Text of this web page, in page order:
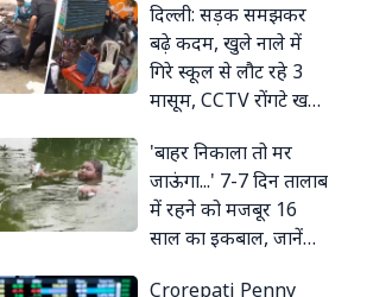
दिल्ली: सड़क समझकर
बढ़े कदम, खुले नाले में
गिरे स्कूल से लौट रहे 3
मासूम, CCTV रोंगटे खड़े
'बाहर निकाला तो मर
जाऊंगा...' 7-7 दिन तालाब
में रहने को मजबूर 16
साल का इकबाल, जानें
Crorepati Penny